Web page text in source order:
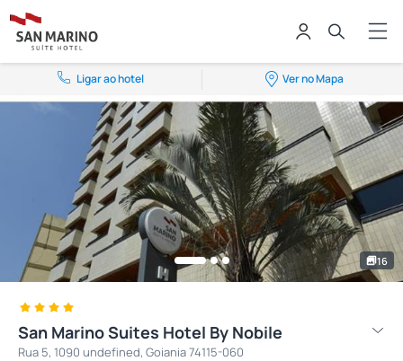
Ligar ao hotel Ver no Mapa
16
San Marino Suites Hotel By Nobile
Rua 5, 1090 undefined, Goiania 74115-060